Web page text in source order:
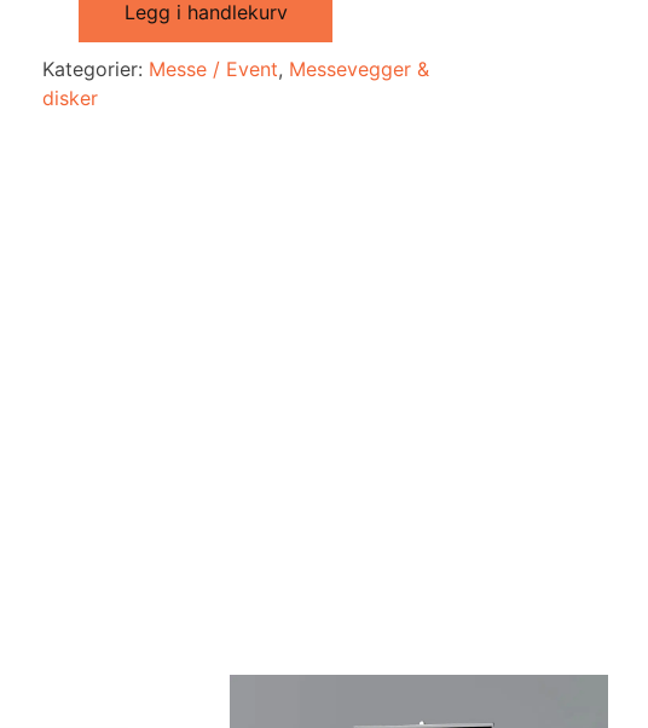
Straight
antall
Legg i handlekurv
Kategorier: Messe / Event, Messevegger &
disker